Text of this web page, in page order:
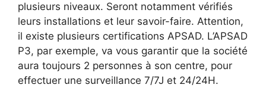
plusieurs niveaux. Seront notamment vérifiés
leurs installations et leur savoir-faire. Attention,
il existe plusieurs certifications APSAD. L’APSAD
P3, par exemple, va vous garantir que la société
aura toujours 2 personnes à son centre, pour
effectuer une surveillance 7/7J et 24/24H.